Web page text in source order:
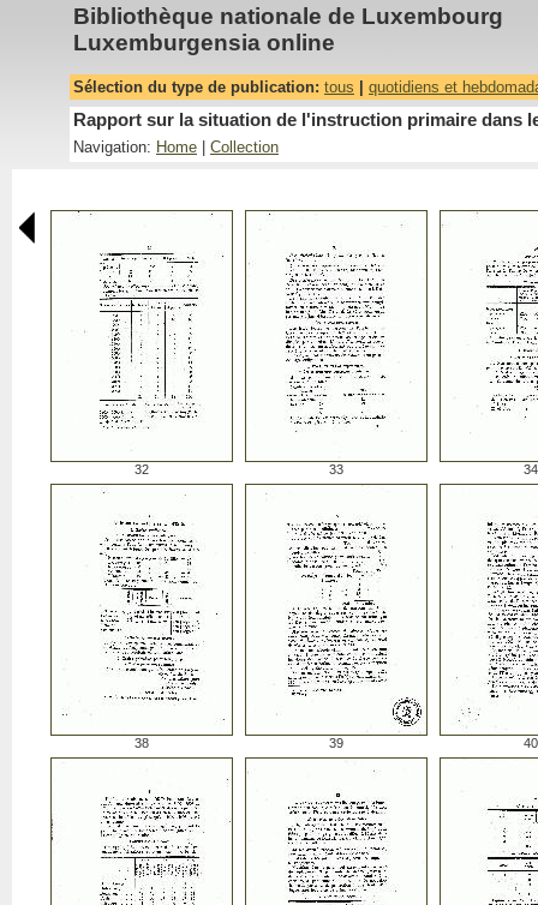
Bibliothèque nationale de Luxembourg
Luxemburgensia online
Sélection du type de publication: tous quotidiens et
Rapport sur la situation de l'instruction primaire dans
Navigation: Home Collection
32 33 34
38 39 40